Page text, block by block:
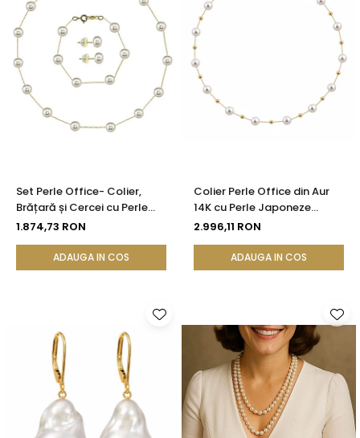
Set Perle Office- Colier,
Brățară și Cercei cu Perle
Naturale Albe 4-5 mm, Aur
KASKADDA®
1.874,73 RON
ADAUGA IN COS
Colier Perle Office din Aur
14K cu Perle Japoneze
Akoya 5,5 mm și Bile de Aur |
2.996,11 RON
ADAUGA IN COS